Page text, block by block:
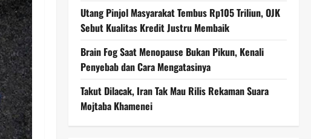
Utang Pinjol Masyarakat Tembus Rp105 Triliun, OJK
Sebut Kualitas Kredit Justru Membaik
Brain Fog Saat Menopause Bukan Pikun, Kenali
Penyebab dan Cara Mengatasinya
Takut Dilacak, Iran Tak Mau Rilis Rekaman Suara
Mojtaba Khamenei